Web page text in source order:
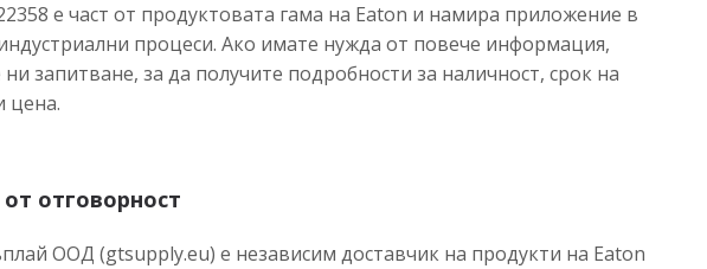
е част от продуктовата гама на Eaton и намира приложение в
процеси. Ако имате нужда от повече информация,
ни запитване, за да получите подробности за наличност, срок на
цена.
отговорност
ООД (gtsupply.eu) е независим доставчик на продукти на Eaton